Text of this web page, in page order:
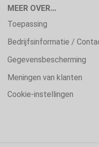
MEER OVER...
Toepassing
Bedrijfsinformatie /
Gegevensbescherming
Meningen van klanten
Cookie-instellingen